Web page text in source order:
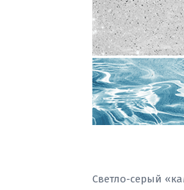
Светло-серый